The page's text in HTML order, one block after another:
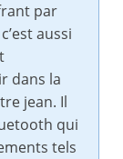
par
aussi
dans la
jean. Il
qui
tels